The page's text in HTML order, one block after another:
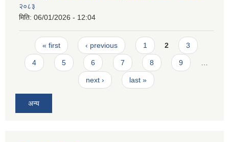
२०८३
मिति: 06/01/2026 - 12:04
Pages
« first ‹ previous 1 2 3
4 5 6 7 8 9
next › last »
अन्य